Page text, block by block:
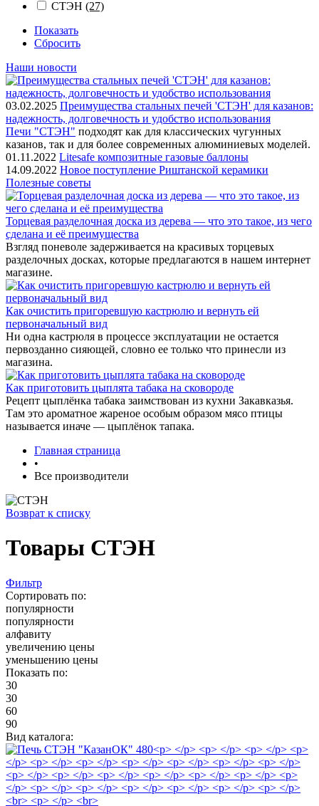
СТЭН (27)
Показать
Сбросить
Наши новости
03.02.2025 Преимущества стальных печей 'СТЭН' для казанов:
надежность, долговечность и удобство использования
Печи "СТЭН" подходят как для классических чугунных
казанов, так и для более современных алюминиевых моделей.
01.11.2022 Litesafe композитные газовые баллоны
14.09.2022 Новое поступление Риштанской керамики
Полезные советы
Торцевая разделочная доска из дерева — что это такое, из чего
сделана и её преимущества
Взгляд поневоле задерживается на красивых торцевых
разделочных досках, которые предлагаются в нашем интернет
магазине.
Как очистить пригоревшую кастрюлю и вернуть ей
первоначальный вид
Ни одна кастрюля в процессе эксплуатации не остается
первозданно сияющей, словно ее только что принесли из
магазина.
Как приготовить цыплята табака на сковороде
Рецепт цыплёнка табака заимствован из кухни Закавказья.
Там это ароматное жареное особым образом мясо птицы
называется иначе — цыплёнок тапака.
Главная страница
•
Все производители
Возврат к списку
Товары СТЭН
Фильтр
Сортировать по:
популярности
популярности
алфавиту
увеличению цены
уменьшению цены
Показать по:
30
30
60
90
Вид каталога: